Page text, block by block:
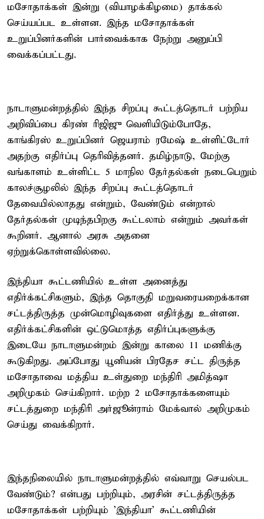
மசோதாக்கள் இன்று (வியாழக்கிழமை) தாக்கல்
செய்யப்பட உள்ளன. இந்த மசோதாக்கள்
உறுப்பினர்களின் பார்வைக்காக நேற்று அனுப்பி
வைக்கப்பட்டது.
நாடாளுமன்றத்தில் இந்த சிறப்பு கூட்டத்தொடர் பற்றிய
அறிவிப்பை கிரண் ரிஜிஜு வெளியிடும்போதே,
காங்கிரஸ் உறுப்பினர் ஜெயராம் ரமேஷ் உள்ளிட்டோர்
அதற்கு எதிர்ப்பு தெரிவித்தனர். தமிழ்நாடு, மேற்கு
வங்காளம் உள்ளிட்ட 5 மாநில தேர்தல்கள் நடைபெறும்
காலச்சூழலில் இந்த சிறப்பு கூட்டத்தொடர்
தேவையில்லாதது என்றும், வேண்டும் என்றால்
தேர்தல்கள் முடிந்தபிறகு கூட்டலாம் என்றும் அவர்கள்
கூறினர். ஆனால் அரசு அதனை
ஏற்றுக்கொள்ளவில்லை.
இந்தியா கூட்டணியில் உள்ள அனைத்து
எதிர்க்கட்சிகளும், இந்த தொகுதி மறுவரையறைக்கான
சட்டத்திருத்த முன்மொழிவுகளை எதிர்த்து உள்ளன.
எதிர்க்கட்சிகளின் ஒட்டுமொத்த எதிர்ப்புகளுக்கு
இடையே நாடாளுமன்றம் இன்று காலை 11 மணிக்கு
கூடுகிறது. அப்போது யூனியன் பிரதேச சட்ட திருத்த
மசோதாவை மத்திய உள்துறை மந்திரி அமித்ஷா
அறிமுகம் செய்கிறார். மற்ற 2 மசோதாக்களையும்
சட்டத்துறை மந்திரி அர்ஜூன்ராம் மேக்வால் அறிமுகம்
செய்து வைக்கிறார்.
இந்தநிலையில் நாடாளுமன்றத்தில் எவ்வாறு செயல்பட
வேண்டும்? என்பது பற்றியும், அரசின் சட்டத்திருத்த
மசோதாக்கள் பற்றியும் 'இந்தியா' கூட்டணியின்